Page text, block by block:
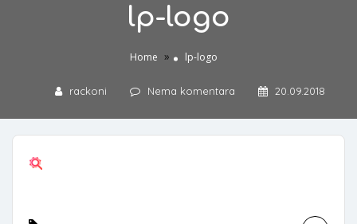
lp-logo
Home » lp-logo
rackoni Nema komentara 20.09.2018